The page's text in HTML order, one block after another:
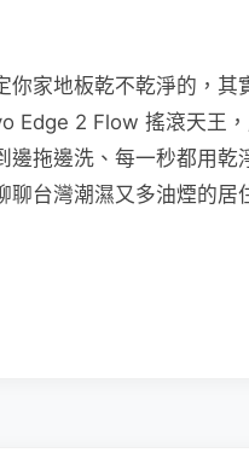
家地板乾不乾淨的，其
Edge 2 Flow 搖滾天王
拖邊洗、每一秒都用乾
台灣潮濕又多油煙的居